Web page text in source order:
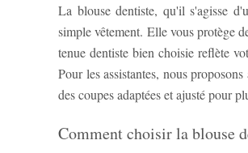
La blouse dentiste, qu'il s'agisse
simple vêtement. Elle vous protège
tenue dentiste bien choisie reflète
Pour les assistantes, nous
des coupes adaptées et ajusté pour
Comment choisir la blouse